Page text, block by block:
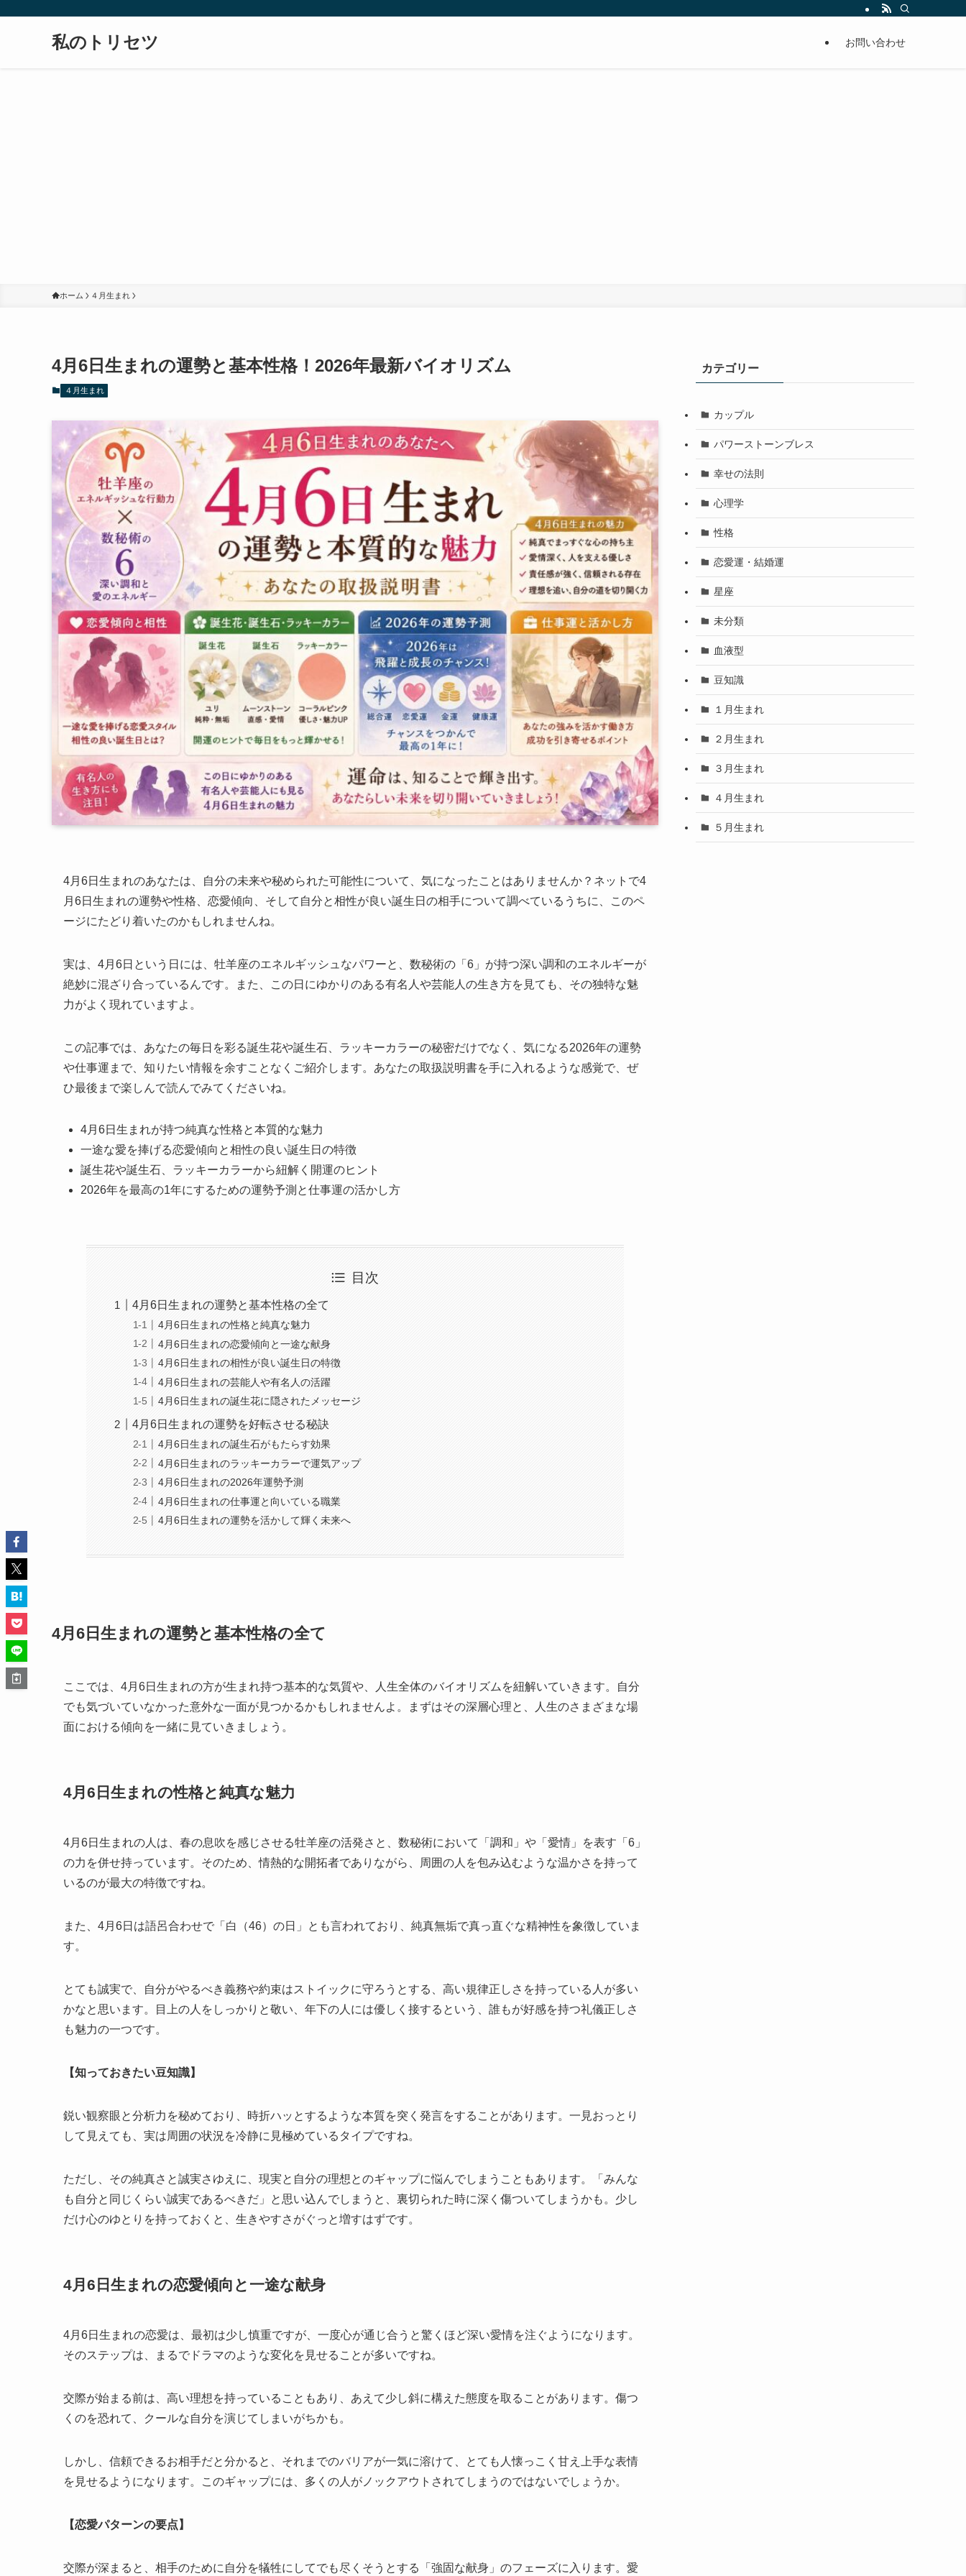
私のトリセツ お問い合わせ
ホーム ４月生まれ
4月6日生まれの運勢と基本性格！2026年最新バイオリズム
４月生まれ
4月6日生まれのあなたは、自分の未来や秘められた可能性について、気になったことはありませんか？ネットで4
月6日生まれの運勢や性格、恋愛傾向、そして自分と相性が良い誕生日の相手について調べているうちに、このペ
ージにたどり着いたのかもしれませんね。
実は、4月6日という日には、牡羊座のエネルギッシュなパワーと、数秘術の「6」が持つ深い調和のエネルギーが
絶妙に混ざり合っているんです。また、この日にゆかりのある有名人や芸能人の生き方を見ても、その独特な魅
力がよく現れていますよ。
この記事では、あなたの毎日を彩る誕生花や誕生石、ラッキーカラーの秘密だけでなく、気になる2026年の運勢
や仕事運まで、知りたい情報を余すことなくご紹介します。あなたの取扱説明書を手に入れるような感覚で、ぜ
ひ最後まで楽しんで読んでみてくださいね。
4月6日生まれが持つ純真な性格と本質的な魅力
一途な愛を捧げる恋愛傾向と相性の良い誕生日の特徴
誕生花や誕生石、ラッキーカラーから紐解く開運のヒント
2026年を最高の1年にするための運勢予測と仕事運の活かし方
目次
4月6日生まれの運勢と基本性格の全て
4月6日生まれの性格と純真な魅力
4月6日生まれの恋愛傾向と一途な献身
4月6日生まれの相性が良い誕生日の特徴
4月6日生まれの芸能人や有名人の活躍
4月6日生まれの誕生花に隠されたメッセージ
4月6日生まれの運勢を好転させる秘訣
4月6日生まれの誕生石がもたらす効果
4月6日生まれのラッキーカラーで運気アップ
4月6日生まれの2026年運勢予測
4月6日生まれの仕事運と向いている職業
4月6日生まれの運勢を活かして輝く未来へ
4月6日生まれの運勢と基本性格の全て
ここでは、4月6日生まれの方が生まれ持つ基本的な気質や、人生全体のバイオリズムを紐解いていきます。自分
でも気づいていなかった意外な一面が見つかるかもしれませんよ。まずはその深層心理と、人生のさまざまな場
面における傾向を一緒に見ていきましょう。
4月6日生まれの性格と純真な魅力
4月6日生まれの人は、春の息吹を感じさせる牡羊座の活発さと、数秘術において「調和」や「愛情」を表す「6」
の力を併せ持っています。そのため、情熱的な開拓者でありながら、周囲の人を包み込むような温かさを持って
いるのが最大の特徴ですね。
また、4月6日は語呂合わせで「白（46）の日」とも言われており、純真無垢で真っ直ぐな精神性を象徴していま
す。
とても誠実で、自分がやるべき義務や約束はストイックに守ろうとする、高い規律正しさを持っている人が多い
かなと思います。目上の人をしっかりと敬い、年下の人には優しく接するという、誰もが好感を持つ礼儀正しさ
も魅力の一つです。
【知っておきたい豆知識】
鋭い観察眼と分析力を秘めており、時折ハッとするような本質を突く発言をすることがあります。一見おっとり
して見えても、実は周囲の状況を冷静に見極めているタイプですね。
ただし、その純真さと誠実さゆえに、現実と自分の理想とのギャップに悩んでしまうこともあります。「みんな
も自分と同じくらい誠実であるべきだ」と思い込んでしまうと、裏切られた時に深く傷ついてしまうかも。少し
だけ心のゆとりを持っておくと、生きやすさがぐっと増すはずです。
4月6日生まれの恋愛傾向と一途な献身
4月6日生まれの恋愛は、最初は少し慎重ですが、一度心が通じ合うと驚くほど深い愛情を注ぐようになります。
そのステップは、まるでドラマのような変化を見せることが多いですね。
交際が始まる前は、高い理想を持っていることもあり、あえて少し斜に構えた態度を取ることがあります。傷つ
くのを恐れて、クールな自分を演じてしまいがちかも。
しかし、信頼できるお相手だと分かると、それまでのバリアが一気に溶けて、とても人懐っこく甘え上手な表情
を見せるようになります。このギャップには、多くの人がノックアウトされてしまうのではないでしょうか。
【恋愛パターンの要点】
交際が深まると、相手のために自分を犠牲にしてでも尽くそうとする「強固な献身」のフェーズに入ります。愛
カテゴリー
カップル
パワーストーンブレス
幸せの法則
心理学
性格
恋愛運・結婚運
星座
未分類
血液型
豆知識
１月生まれ
２月生まれ
３月生まれ
４月生まれ
５月生まれ